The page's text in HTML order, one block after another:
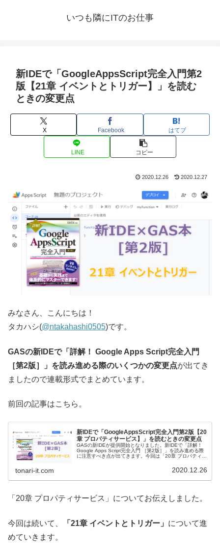
いつも隣にITのお仕事
新IDEで「GoogleAppsScript完全入門第2
版【21章 イベントとトリガー】」を読む
ときの変更点
X Facebook はてブ
LINE コピー
2020.12.26 2020.12.27
みなさん、こんにちは！
タカハシ(@ntakahashi0505)です。
GASの新IDEで「詳解！ Google Apps Script完全入門
［第2版］」を読み進める際のいくつかの変更点が出てき
ましたので連載形式でまとめています。
前回の記事はこちら。
新IDEで「GoogleAppsScript完全入門第2版【20
章 プロパティサービス】」を読むときの変更点
GASの新IDEが提供開始となりました。新IDEで「詳解！
Google Apps Script完全入門 ［第2版］」を読み進める際
に注意すべき点が出てきます。今回は「20章 プロパティサ
tonari-it.com 2020.12.26
「20章 プロパティサービス」についてお伝えしました。
今回は続いて、 「21章 イベントとトリガー」 について進
めていきます。